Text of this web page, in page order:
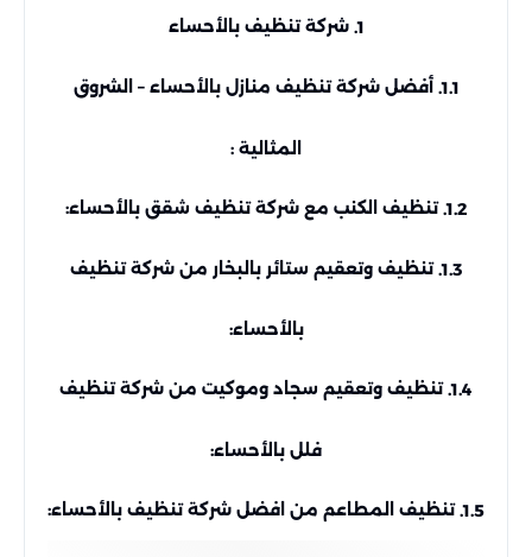
1. شركة تنظيف بالأحساء
1.1. أفضل شركة تنظيف منازل بالأحساء – الشروق
المثالية :
1.2. تنظيف الكنب مع شركة تنظيف شقق بالأحساء:
1.3. تنظيف وتعقيم ستائر بالبخار من شركة تنظيف
بالأحساء:
1.4. تنظيف وتعقيم سجاد وموكيت من شركة تنظيف
فلل بالأحساء:
1.5. تنظيف المطاعم من افضل شركة تنظيف بالأحساء: